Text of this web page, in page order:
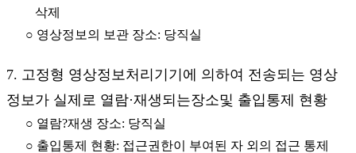
삭제
○ 영상정보의 보관 장소: 당직실
7. 고정형 영상정보처리기기에 의하여 전송되는 영상
정보가 실제로 열람·재생되는장소및 출입통제 현황
○ 열람?재생 장소: 당직실
○ 출입통제 현황: 접근권한이 부여된 자 외의 접근 통제